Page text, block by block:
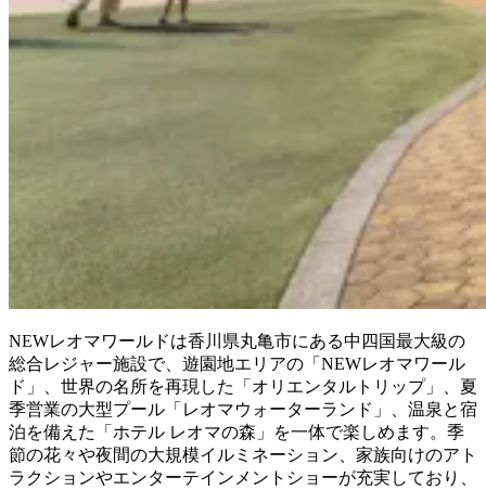
NEWレオマワールドは香川県丸亀市にある中四国最大級の
総合レジャー施設で、遊園地エリアの「NEWレオマワール
ド」、世界の名所を再現した「オリエンタルトリップ」、夏
季営業の大型プール「レオマウォーターランド」、温泉と宿
泊を備えた「ホテル レオマの森」を一体で楽しめます。季
節の花々や夜間の大規模イルミネーション、家族向けのアト
ラクションやエンターテインメントショーが充実しており、